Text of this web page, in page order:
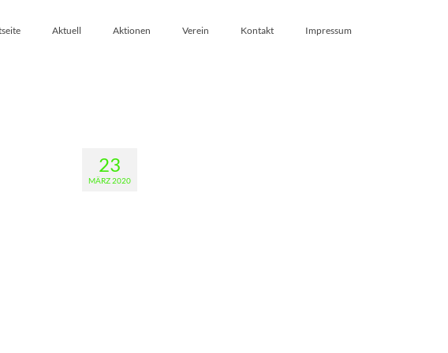
Aktuell Aktionen Verein Kontakt Impressum
23
MÄRZ 2020